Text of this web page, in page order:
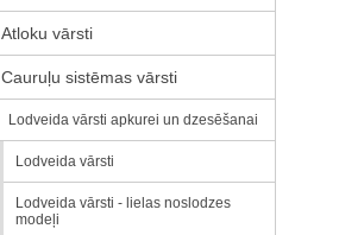
Atloku vārsti
Cauruļu sistēmas vārsti
Lodveida vārsti apkurei un dzesēšanai
Lodveida vārsti
Lodveida vārsti - lielas noslodzes
modeļi